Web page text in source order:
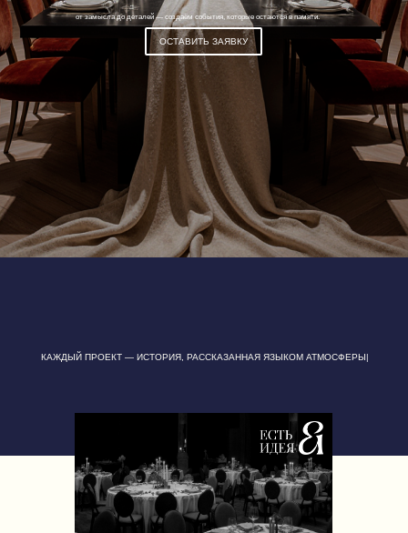
ОСТАВИТЬ ЗАЯВКУ
от замысла до деталей — создаём события, которые остаются в памяти.
КАЖДЫЙ ПРОЕКТ — ИСТОРИЯ, РАССКАЗАННАЯ ЯЗЫКОМ АТМОСФЕРЫ|